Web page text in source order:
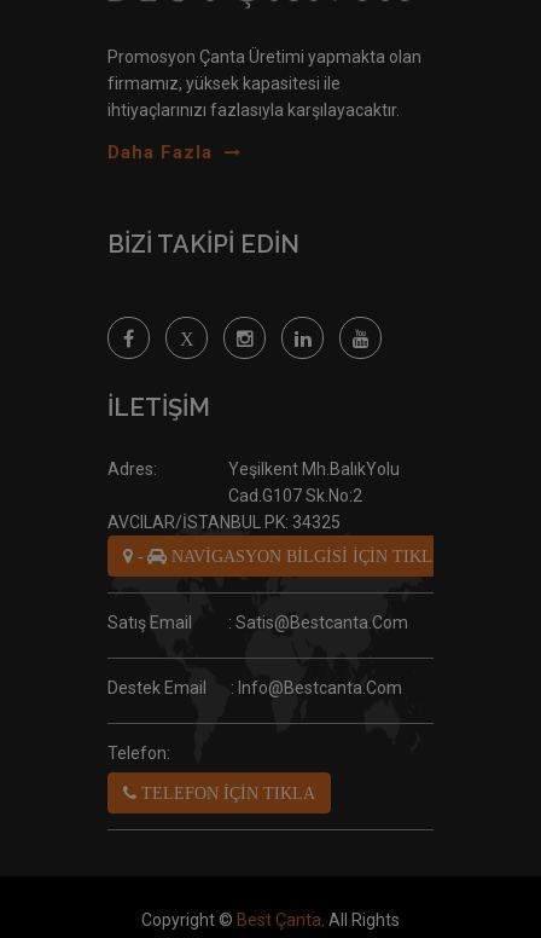
Promosyon Çanta Üretimi yapmakta olan
firmamız, yüksek kapasitesi ile
ihtiyaçlarınızı fazlasıyla karşılayacaktır.
Daha Fazla
BİZİ TAKİPİ EDİN
İLETİŞİM
Adres:
Yeşilkent Mh.BalıkYolu
Cad.G107 Sk.No:2
AVCILAR/İSTANBUL PK: 34325
- NAVİGASYON BİLGİSİ İÇİN TIKLA
Satış Email : Satis@bestcanta.com
Destek Email : Info@bestcanta.com
Telefon:
TELEFON İÇİN TIKLA
Copyright © Best Çanta . All Rights